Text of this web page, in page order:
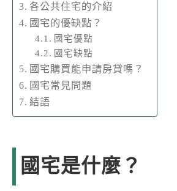
各公共住宅的介紹
國宅的優缺點？
國宅優點
國宅缺點
國宅購買能申請房貸嗎？
國宅常見問題
結語
國宅是什麼？